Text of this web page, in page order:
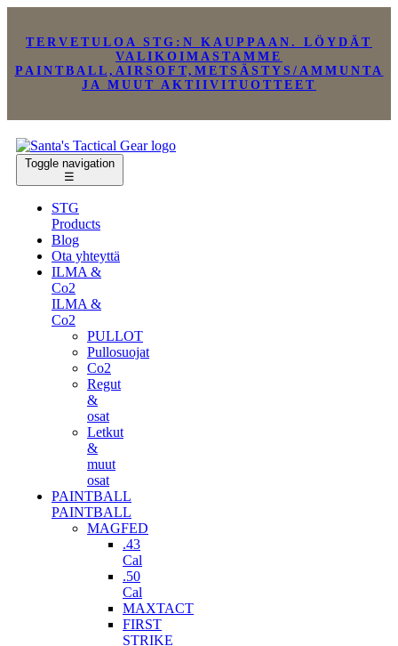
TERVETULOA STG:N KAUPPAAN. LÖYDÄT
VALIKOIMASTAMME
PAINTBALL,AIRSOFT,METSÄSTYS/AMMUNTA
JA MUUT AKTIIVITUOTTEET
Toggle navigation
☰
STG
Products
Blog
Ota yhteyttä
ILMA &
Co2
ILMA &
Co2
PULLOT
Pullosuojat
Co2
Regut
&
osat
Letkut
&
muut
osat
PAINTBALL
PAINTBALL
MAGFED
.43
Cal
.50
Cal
MAXTACT
FIRST
STRIKE